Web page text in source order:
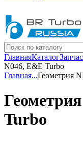
ГлавнаяКаталог
N046, E&E Turbo
Главная...Геометрия
Turbo